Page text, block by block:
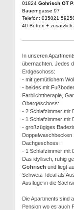
01824 Gohrisch OT
Bauerngasse 97
Telefon: 035021
40 Betten + zusätzlich
In unseren
übernachten. Jedes
Erdgeschoss:
- mit gemütlichem
- beides mit
Farblichttherapie,
Obergeschoss:
- 2 Schlafzimmer mit
- 1 Schlafzimmer mit
- großzügiges
Doppelwaschbecken
Dachgeschoss:
- 1 Schlafzimmer mit
Das idyllisch, ruhig
Gohrisch und liegt
Schweiz. Ideal als
Ausflüge in die
Die Apartments sind
Pension wo es auch